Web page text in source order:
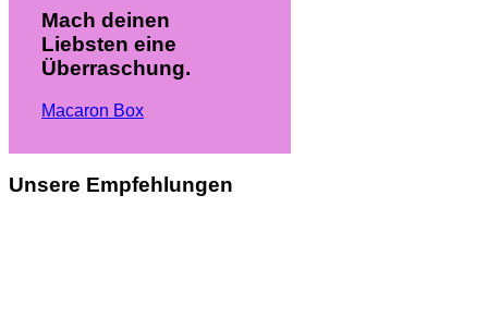
Mach deinen
Liebsten eine
Überraschung.
Macaron Box
Unsere Empfehlungen